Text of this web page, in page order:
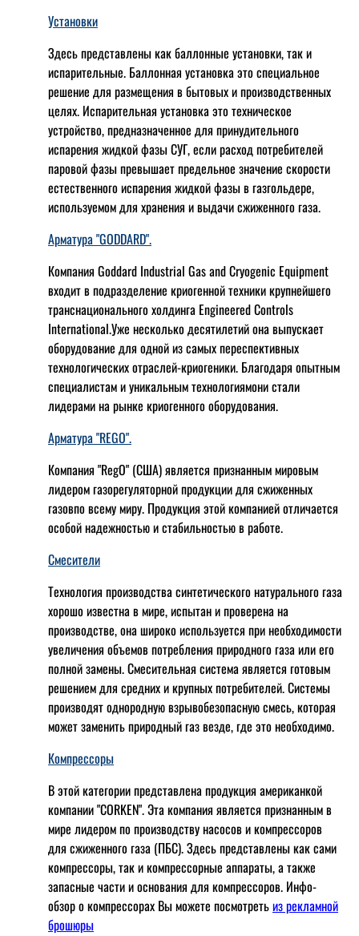
Установки
Здесь представлены как баллонные установки, так и
испарительные. Баллонная установка это специальное
решение для размещения в бытовых и производственных
целях. Испарительная установка это техническое
устройство, предназначенное для принудительного
испарения жидкой фазы СУГ, если расход потребителей
паровой фазы превышает предельное значение скорости
естественного испарения жидкой фазы в газгольдере,
используемом для хранения и выдачи сжиженного газа.
Арматура "GODDARD".
Компания Goddard Industrial Gas and Cryogenic Equipment
входит в подразделение криогенной техники крупнейшего
транснационального холдинга Engineered Controls
International.Уже несколько десятилетий она выпускает
оборудование для одной из самых переспективных
технологических отраслей-криогеники. Благодаря опытным
специалистам и уникальным технологиямони стали
лидерами на рынке криогенного оборудования.
Арматура "REGO".
Компания "RegO" (США) является признанным мировым
лидером газорегуляторной продукции для сжиженных
газовпо всему миру. Продукция этой компанией отличается
особой надежностью и стабильностью в работе.
Смесители
Технология производства синтетического натурального газа
хорошо известна в мире, испытан и проверена на
производстве, она широко используется при необходимости
увеличения объемов потребления природного газа или его
полной замены. Смесительная система является готовым
решением для средних и крупных потребителей. Системы
производят однородную взрывобезопасную смесь, которая
может заменить природный газ везде, где это необходимо.
Компрессоры
В этой категории представлена продукция американкой
компании "CORKEN". Эта компания является признанным в
мире лидером по производству насосов и компрессоров
для сжиженного газа (ПБС). Здесь представлены как сами
компрессоры, так и компрессорные аппараты, а также
запасные части и основания для компрессоров. Инфо-
обзор о компрессорах Вы можете посмотретьиз рекламной
брошюры